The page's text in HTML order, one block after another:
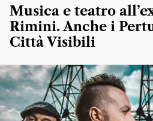
Musica e teatro
Rimini. Anche i
Città Visibili